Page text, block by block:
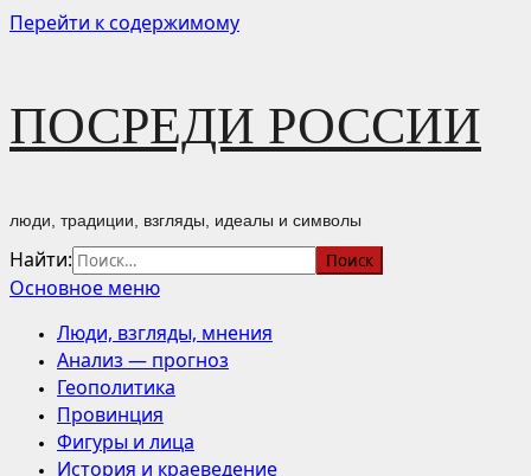
Перейти к содержимому
ПОСРЕДИ РОССИИ
люди, традиции, взгляды, идеалы и символы
Найти:
Основное меню
Люди, взгляды, мнения
Анализ — прогноз
Геополитика
Провинция
Фигуры и лица
История и краеведение